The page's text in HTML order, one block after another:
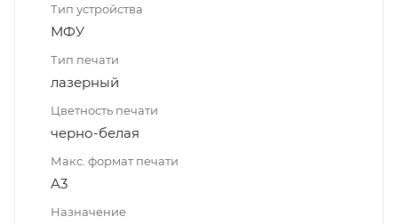
Тип устройства
МФУ
Тип печати
лазерный
Цветность печати
черно-белая
Макс. формат печати
A3
Назначение